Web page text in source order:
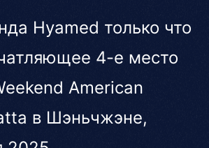
Português
العربية
日本語
中文
Hyamed только что
4-е место
American
в Шэньчжэне,